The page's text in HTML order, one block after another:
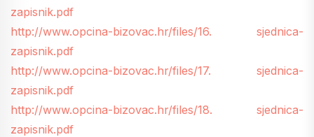
zapisnik.pdf
http://www.opcina-bizovac.hr/files/16. sjednica-
zapisnik.pdf
http://www.opcina-bizovac.hr/files/17. sjednica-
zapisnik.pdf
http://www.opcina-bizovac.hr/files/18. sjednica-
zapisnik.pdf